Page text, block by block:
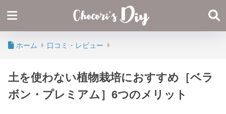
ホーム 口コミ・レビュー
土を使わない植物栽培におすすめ［ベラ
ボン・プレミアム］6つのメリット